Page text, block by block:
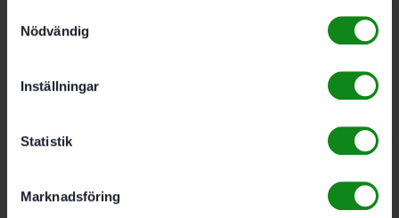
Nödvändig
Inställningar
Statistik
Marknadsföring
Festool Systainer³ SYS3
M 137
1089
Festool Systainer³ SYS3